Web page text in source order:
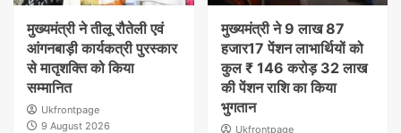
मुख्यमंत्री ने तीलू रौतेली एवं
आंगनबाड़ी कार्यकत्री पुरस्कार
से मातृशक्ति को किया
सम्मानित
Ukfrontpage
9 August 2026
मुख्यमंत्री ने 9 लाख 87
हजार17 पेंशन लाभार्थियों को
कुल ₹ 146 करोड़ 32 लाख
की पेंशन राशि का किया
भुगतान
Ukfrontpage